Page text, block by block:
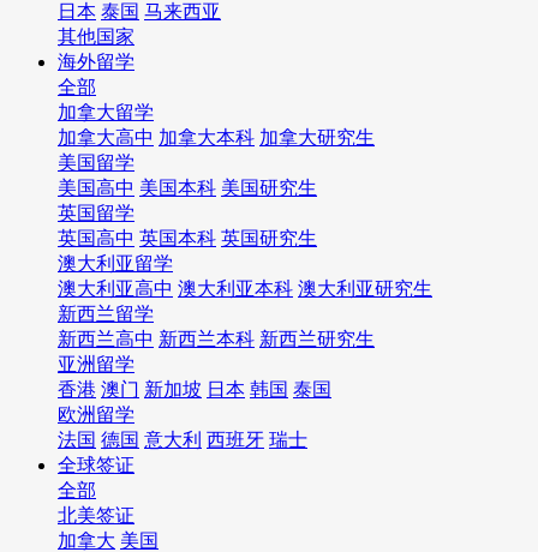
日本 泰国 马来西亚
其他国家
海外留学
全部
加拿大留学
加拿大高中 加拿大本科 加拿大研究生
美国留学
美国高中 美国本科 美国研究生
英国留学
英国高中 英国本科 英国研究生
澳大利亚留学
澳大利亚高中 澳大利亚本科 澳大利亚研究生
新西兰留学
新西兰高中 新西兰本科 新西兰研究生
亚洲留学
香港 澳门 新加坡 日本 韩国 泰国
欧洲留学
法国 德国 意大利 西班牙 瑞士
全球签证
全部
北美签证
加拿大 美国